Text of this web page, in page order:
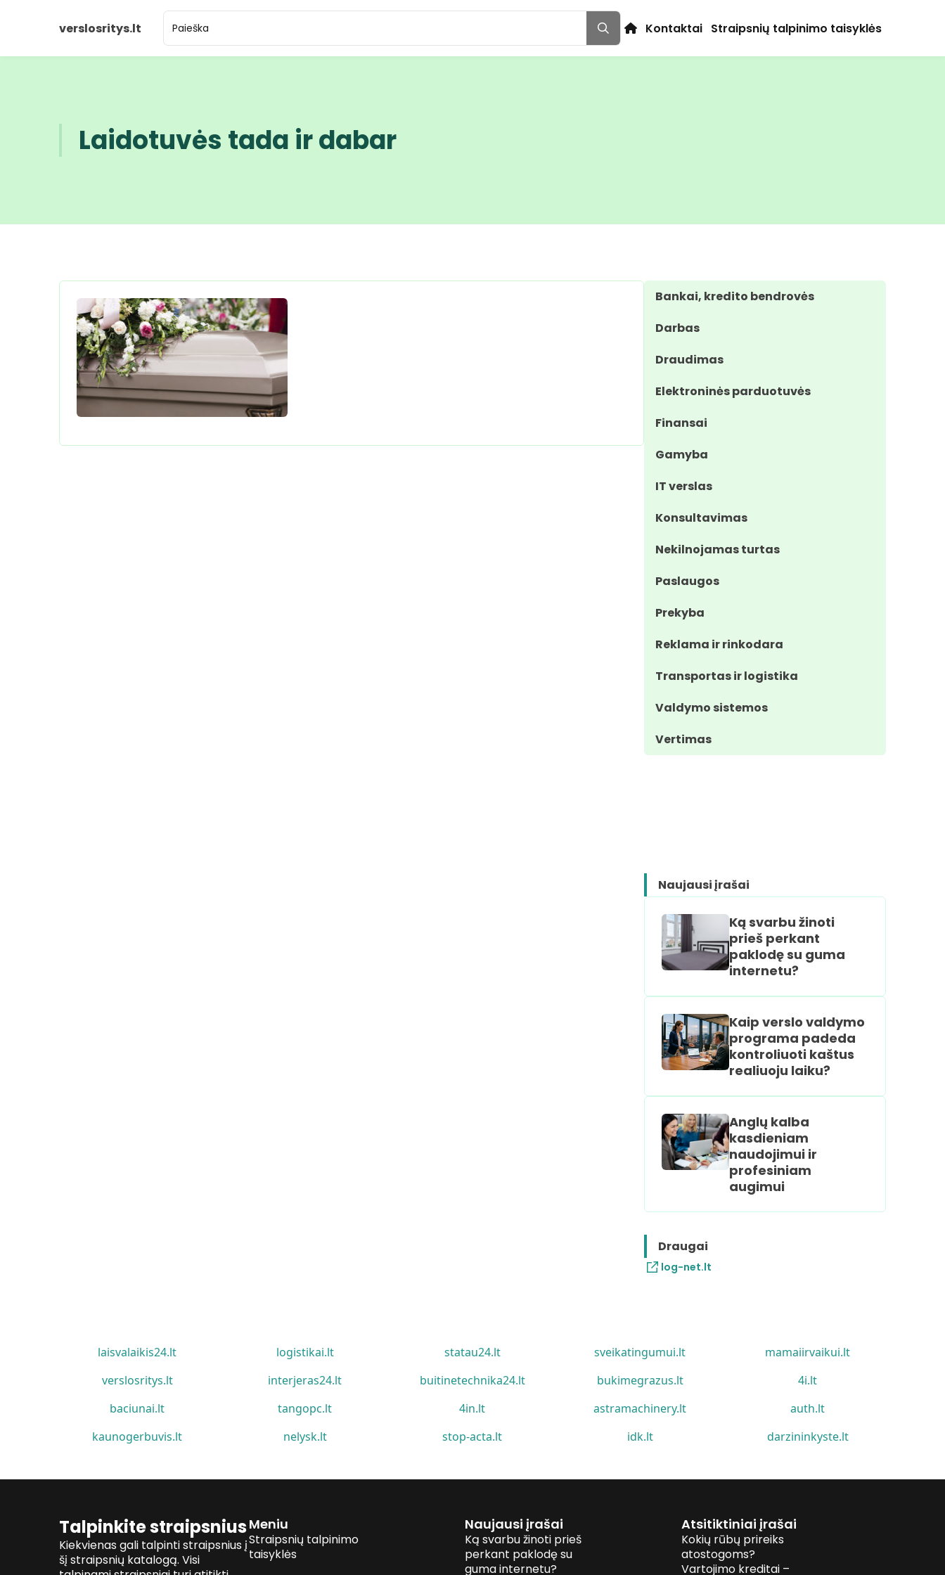
verslosritys.lt Kontaktai Straipsnių talpinimo taisyklės
Laidotuvės tada ir dabar
Bankai, kredito bendrovės
Darbas
Draudimas
Elektroninės parduotuvės
Finansai
Gamyba
IT verslas
Konsultavimas
Nekilnojamas turtas
Paslaugos
Prekyba
Reklama ir rinkodara
Transportas ir logistika
Valdymo sistemos
Vertimas
Naujausi įrašai
Ką svarbu žinoti
prieš perkant
paklodę su guma
internetu?
Kaip verslo valdymo
programa padeda
kontroliuoti kaštus
realiuoju laiku?
Anglų kalba
kasdieniam
naudojimui ir
profesiniam
augimui
Draugai
log-net.lt
laisvalaikis24.lt logistikai.lt statau24.lt sveikatingumui.lt
mamaiirvaikui.lt
verslosritys.lt
interjeras24.lt buitinetechnika24.lt bukimegrazus.lt
4i.lt
baciunai.lt
tangopc.lt 4in.lt astramachinery.lt
auth.lt
kaunogerbuvis.lt
nelysk.lt stop-acta.lt idk.lt darzininkyste.lt
Talpinkite straipsnius
Kiekvienas gali talpinti straipsnius į
šį straipsnių katalogą. Visi
Meniu
Straipsnių talpinimo
taisyklės
Naujausi įrašai
Ką svarbu žinoti prieš
perkant paklodę su
guma internetu?
Atsitiktiniai įrašai
Kokių rūbų prireiks
atostogoms?
Vartojimo kreditai –